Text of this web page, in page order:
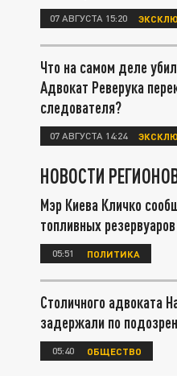
07 АВГУСТА 15:20
Что на самом деле
Адвокат Реверука
следователя?
07 АВГУСТА 14:24
НОВОСТИ
Мэр Киева Кличко
топливных
05:51 ПОЛИТИКА
Столичного адвоката
задержали по
05:40 ОБЩЕСТВО